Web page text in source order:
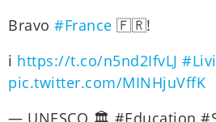
Bravo #France 🇫🇷!
ℹ️ https://t.co/n5nd2IfvLJ
pic.twitter.com/MINHjuVffK
— UNESCO 🏛️ #Education